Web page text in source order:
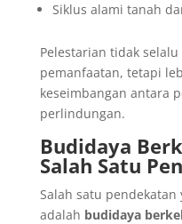
Siklus alami tanah
Pelestarian tidak
pemanfaatan, tetapi
keseimbangan antara
perlindungan.
Budidaya
Salah Satu
Salah satu
adalah budidaya